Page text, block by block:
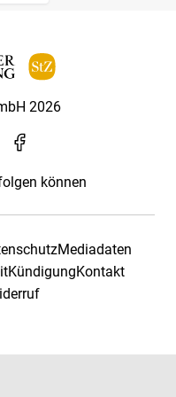
2026
können
Mediadaten
KündigungKontakt